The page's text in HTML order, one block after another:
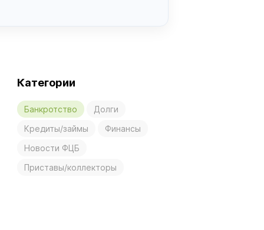
Категории
Банкротство
Долги
Кредиты/займы
Финансы
Новости ФЦБ
Приставы/коллекторы